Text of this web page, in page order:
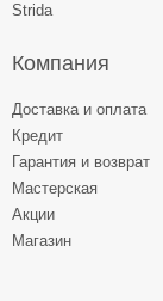
Strida
Компания
Доставка и оплата
Кредит
Гарантия и возврат
Мастерская
Акции
Магазин